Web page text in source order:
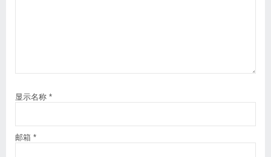
显示名称 *
邮箱 *